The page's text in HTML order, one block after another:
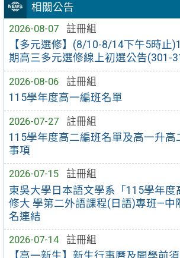
相關公告
2026-08-07
註冊組
【多元選修】(8/10-8/14下午5時止
期高三多元選修線上初選公告(301-
2026-08-06
註冊組
115學年度高一編班名單
2026-07-27
註冊組
115學年度高二編班名單及高一升高
事項
2026-07-15
註冊組
東吳大學日本語文學系「115學年度
修大 學第二外語課程(日語)專班—中
名連結
2026-07-14
註冊組